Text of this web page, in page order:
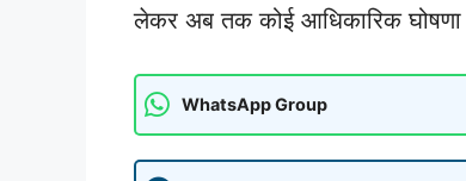
लेकर अब तक कोई आधिकारिक
WhatsApp Group